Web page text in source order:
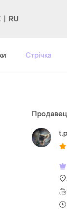
RU
Стрічка